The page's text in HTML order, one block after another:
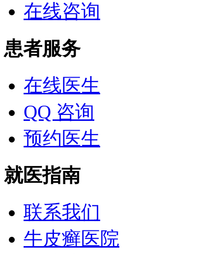
在线咨询
患者服务
在线医生
QQ 咨询
预约医生
就医指南
联系我们
牛皮癣医院